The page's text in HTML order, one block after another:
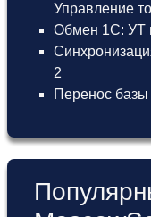
Управление
Обмен 1С: УТ
2
Перенос базы